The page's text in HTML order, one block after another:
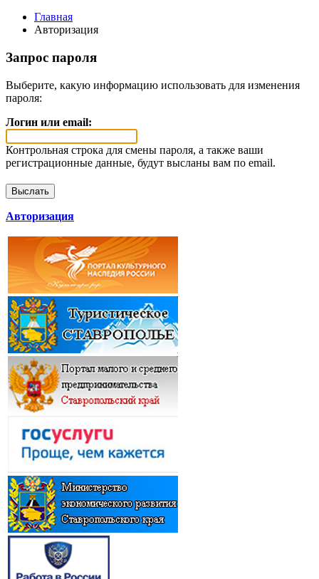
Главная
Авторизация
Запрос пароля
Выберите, какую информацию использовать для изменения
пароля:
Логин или email:
Контрольная строка для смены пароля, а также ваши
регистрационные данные, будут высланы вам по email.
Авторизация